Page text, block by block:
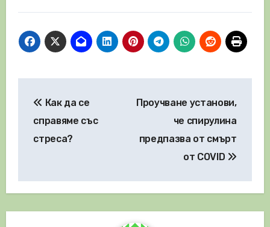
Как да се
справяме със
стреса?
Проучване установи,
че спирулина
предпазва от смърт
от COVID